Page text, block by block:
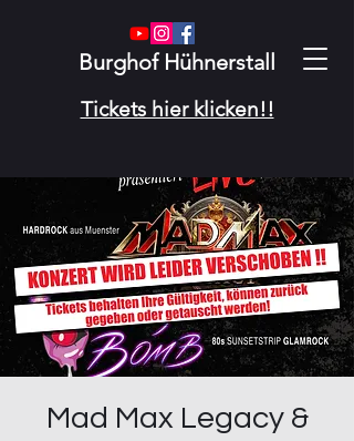
Burghof Hühnerstall
Tickets hier klicken!!
Mad Max Legacy &